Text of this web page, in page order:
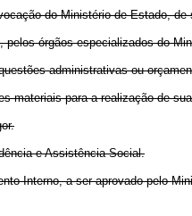
do Ministério de Estado,
órgãos especializados do
administrativas ou
materiais para a realização de
e Assistência Social.
Interno, a ser aprovado pelo